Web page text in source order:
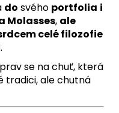
do svého portfolia i
Molasses, ale
celé filozofie
se na chuť, která
tradici, ale chutná